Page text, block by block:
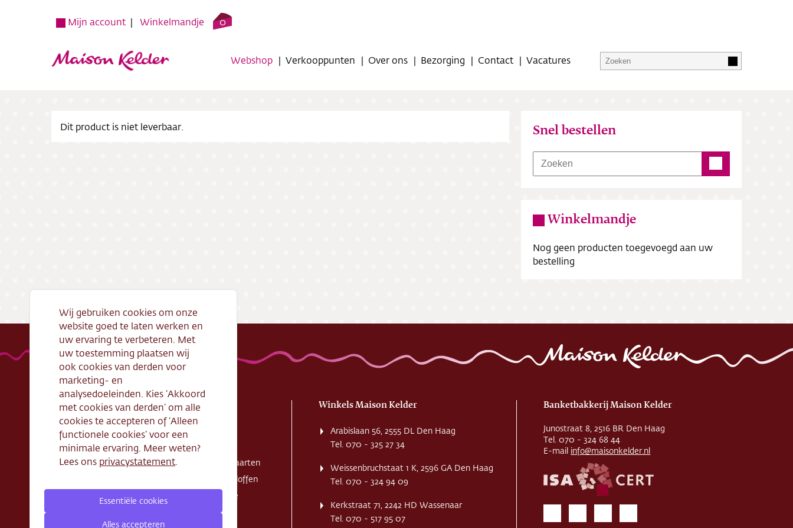
Mijn account Winkelmandje 0
Webshop Verkooppunten Over ons Bezorging Contact Vacatures
Dit product is niet leverbaar. Snel bestellen
Winkelmandje
Nog geen producten toegevoegd aan uw
bestelling
Handige links
Openingstijden
Algemene
voorwaarden
ondernemen
Cadeaubon
Zakelijke bestelling
Webshop
Taarten
Exclusieve taarten
Schnitte - Sloffen
Koek - Cake
Winkels Maison Kelder
Arabislaan 56, 2555 DL Den Haag
Tel. 070 - 325 27 34
Weissenbruchstaat 1 K, 2596 GA Den Haag
Tel. 070 - 324 94 09
Kerkstraat 71, 2242 HD Wassenaar
Tel. 070 - 517 95 07
Banketbakkerij Maison Kelder
Junostraat 8, 2516 BR Den Haag
Tel. 070 - 324 68 44
E-mail info@maisonkelder.nl
Wij gebruiken cookies om onze
website goed te laten werken en
uw ervaring te verbeteren. Met
uw toestemming plaatsen wij
ook cookies van derden voor
marketing- en
analysedoeleinden. Kies ‘Akkoord
met cookies van derden’ om alle
cookies te accepteren of ‘Alleen
functionele cookies’ voor een
minimale ervaring. Meer weten?
Lees ons privacystatement.
Essentiële cookies
Alles accepteren